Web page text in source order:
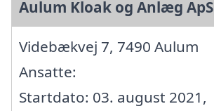
Aulum Kloak og Anlæg ApS
Videbækvej 7, 7490 Aulum
Ansatte:
Startdato: 03. august 2021,